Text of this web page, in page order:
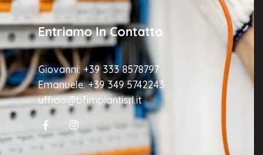
Entriamo In Contatto
Giovanni:+39 333 8578797
Emanuele:+39 349 5742243
ufficio@bfimpiantisrl.it